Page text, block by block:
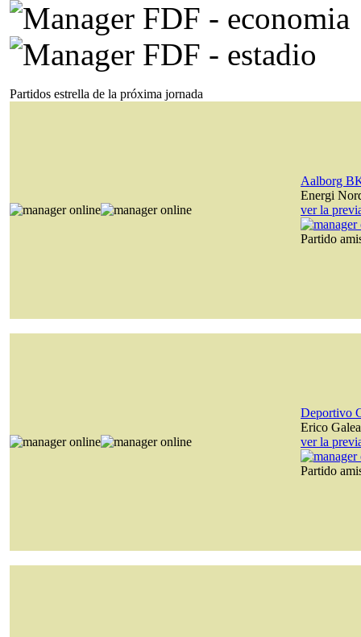
Partidos estrella de la próxima jornada
Aalborg
Energi
ver la
Partido
Deportivo
Erico
ver la
Partido